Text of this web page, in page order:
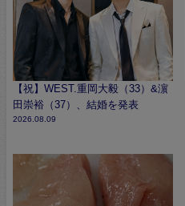
【祝】WEST.重岡大毅（33）&濵
田崇裕（37）、結婚を発表
2026.08.09